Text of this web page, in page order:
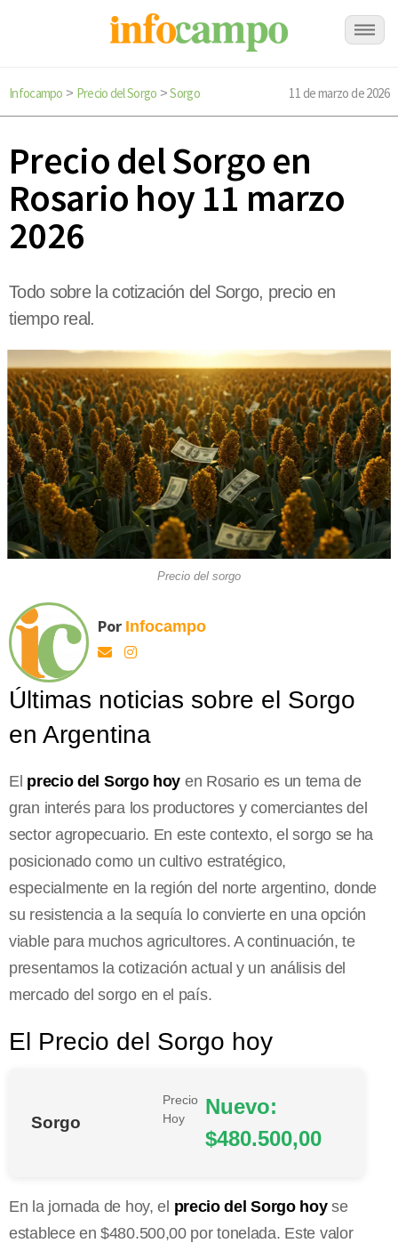
Infocampo > Precio del Sorgo >Sorgo 11 de marzo de 2026
Precio del Sorgo en
Rosario hoy 11 marzo
2026
Todo sobre la cotización del Sorgo, precio en
tiempo real.
Precio del sorgo
Por Infocampo
Últimas noticias sobre el Sorgo
en Argentina
El precio del Sorgo hoy en Rosario es un tema de
gran interés para los productores y comerciantes del
sector agropecuario. En este contexto, el sorgo se ha
posicionado como un cultivo estratégico,
especialmente en la región del norte argentino, donde
su resistencia a la sequía lo convierte en una opción
viable para muchos agricultores. A continuación, te
presentamos la cotización actual y un análisis del
mercado del sorgo en el país.
El Precio del Sorgo hoy
Sorgo
Precio
Hoy
Nuevo:
$480.500,00
En la jornada de hoy, el precio del Sorgo hoyse
establece en $480.500,00 por tonelada. Este valor